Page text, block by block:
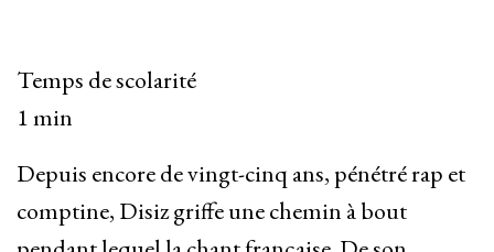
Temps de scolarité
1 min
Depuis encore de vingt-cinq ans, pénétré rap et
comptine, Disiz griffe une chemin à bout